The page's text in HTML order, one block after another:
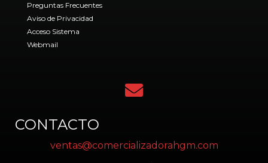
Preguntas Frecuentes
Aviso de Privacidad
Acceso Sistema
Webmail
CONTACTO
ventas@comercializadorahgm.com